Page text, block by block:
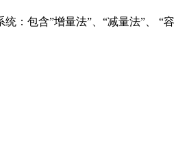
：包含”增量法”、“减量法”、 “容